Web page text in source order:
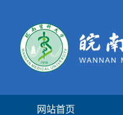
网站首页